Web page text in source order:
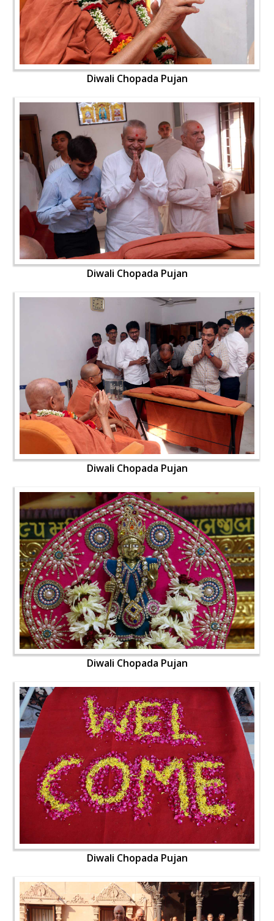
Diwali Chopada Pujan
Diwali Chopada Pujan
Diwali Chopada Pujan
Diwali Chopada Pujan
Diwali Chopada Pujan